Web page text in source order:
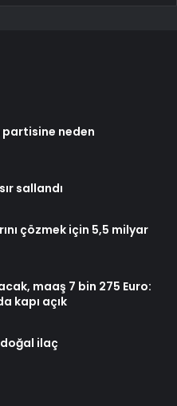
partisine neden
sallandı
çözmek için 5,5 milyar
maaş 7 bin 275 Euro:
kapı açık
ilaç